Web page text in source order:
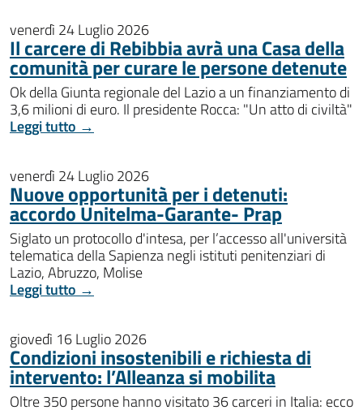
venerdì 24 Luglio 2026
Il carcere di Rebibbia avrà una Casa della
comunità per curare le persone detenute
Ok della Giunta regionale del Lazio a un finanziamento di
3,6 milioni di euro. Il presidente Rocca: "Un atto di civiltà"
Leggi tutto →
venerdì 24 Luglio 2026
Nuove opportunità per i detenuti:
accordo Unitelma-Garante- Prap
Siglato un protocollo d'intesa, per l’accesso all'università
telematica della Sapienza negli istituti penitenziari di
Lazio, Abruzzo, Molise
Leggi tutto →
giovedì 16 Luglio 2026
Condizioni insostenibili e richiesta di
intervento: l’Alleanza si mobilita
Oltre 350 persone hanno visitato 36 carceri in Italia: ecco